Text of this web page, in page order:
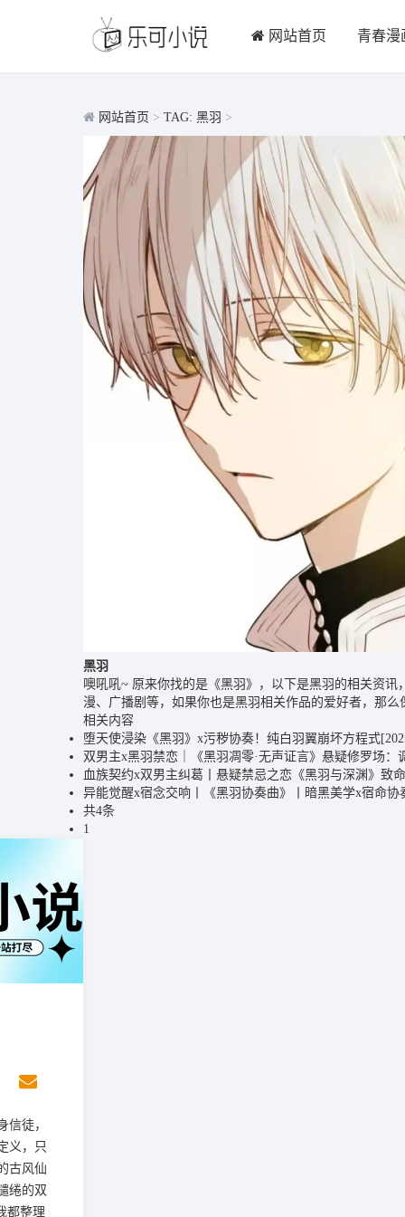
网站首页 青春漫
网站首页 > TAG: 黑羽 >
黑羽
噢吼吼~ 原来你找的是《黑羽》，以下是黑羽的相关资
漫、广播剧等，如果你也是黑羽相关作品的爱好者，那么
相关内容
堕天使浸染《黑羽》x污秽协奏！纯白羽翼崩坏方程式
双男主x黑羽禁恋｜《黑羽凋零·无声证言》悬疑修罗场
血族契约x双男主纠葛丨悬疑禁忌之恋《黑羽与深渊》致
异能觉醒x宿念交响丨《黑羽协奏曲》丨暗黑美学x宿命协
共4条
1
信徒，
义，只
古风仙
绻的双
都整理